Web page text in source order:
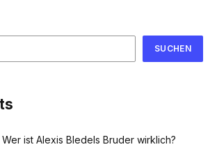
SUCHEN
ist Alexis Bledels Bruder wirklich?